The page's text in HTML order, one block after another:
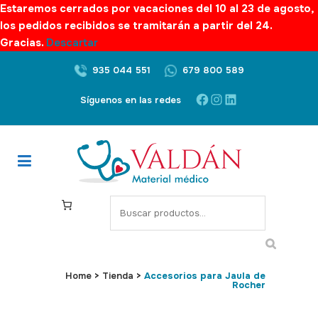
Estaremos cerrados por vacaciones del 10 al 23 de agosto,
los pedidos recibidos se tramitarán a partir del 24.
Gracias. Descartar
935 044 551 679 800 589
Síguenos en las redes Facebook
Instagram
LinkedIn
S
e
c
Home > Tienda > Accesorios para Jaula de
Rocher